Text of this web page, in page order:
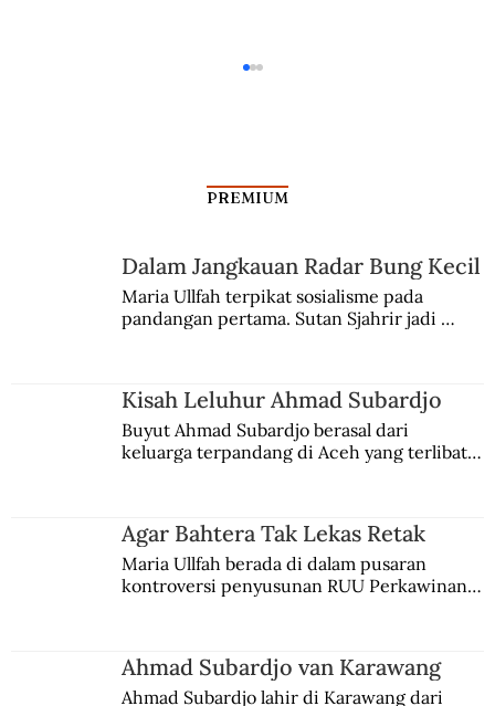
Kala Jawa Memesona Eropa
PREMIUM
Dalam Jangkauan Radar Bung Kecil
Maria Ullfah terpikat sosialisme pada
pandangan pertama. Sutan Sjahrir jadi
Kisah Leluhur Ahmad Subardjo
Buyut Ahmad Subardjo berasal dari
keluarga terpandang di Aceh yang terlibat
Agar Bahtera Tak Lekas Retak
Maria Ullfah berada di dalam pusaran
kontroversi penyusunan RUU Perkawinan.
Ahmad Subardjo van Karawang
Ahmad Subardjo lahir di Karawang dari